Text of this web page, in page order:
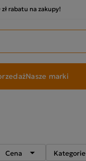
rabatu na zakupy!
Nasze marki
Cena  Kategorie